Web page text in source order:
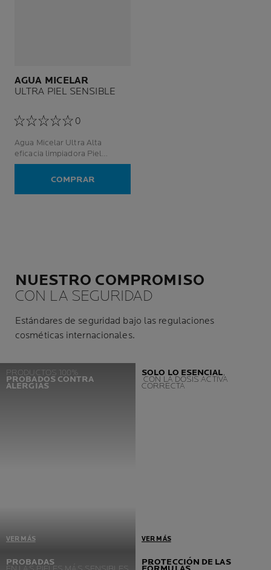
AGUA MICELAR
ULTRA PIEL SENSIBLE
0
Agua Micelar Ultra Alta
eficacia limpiadora Piel
sensible
COMPRAR
NUESTRO COMPROMISO
CON LA SEGURIDAD
Estándares de seguridad bajo las regulaciones
cosméticas internacionales.
PRODUCTOS 100%
PROBADOS CONTRA
ALERGIAS
VER MÁS
Un requisito previo =
SOLO LO ESENCIAL,
CON LA DOSIS ACTIVA
CORRECTA
VER MÁS
Desarrollados en
PROBADAS PROTECCIÓN DE LAS